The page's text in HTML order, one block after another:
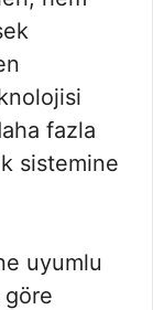
fazla
sistemine
uyumlu
göre